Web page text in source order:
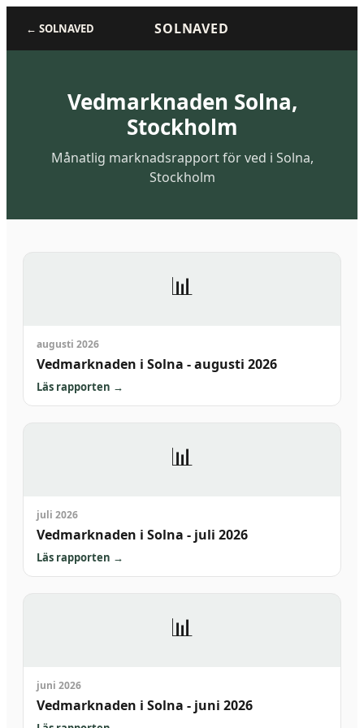
← SOLNAVED SOLNAVED
Vedmarknaden Solna,
Stockholm
Månatlig marknadsrapport för ved i Solna,
Stockholm
📊
augusti 2026
Vedmarknaden i Solna - augusti 2026
Läs rapporten →
📊
juli 2026
Vedmarknaden i Solna - juli 2026
Läs rapporten →
📊
juni 2026
Vedmarknaden i Solna - juni 2026